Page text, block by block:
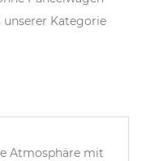
unserer Kategorie
Atmosphäre mit